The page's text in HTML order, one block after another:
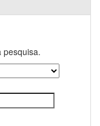
pesquisa.